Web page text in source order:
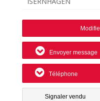
Envoyer message
Téléphone
Signaler vendu